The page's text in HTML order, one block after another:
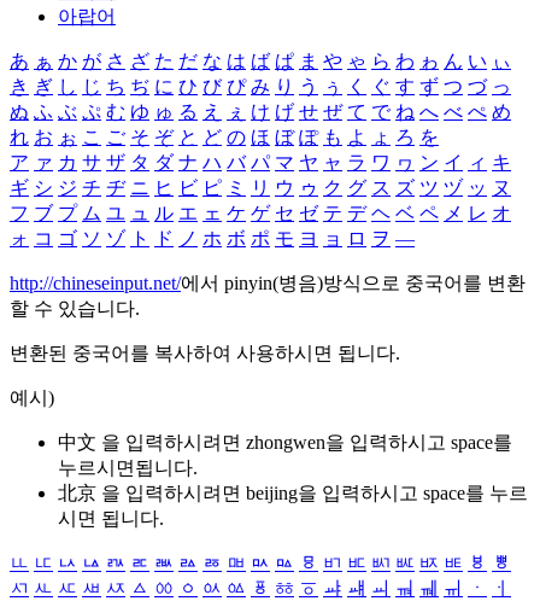
아랍어
あ ぁ か が さ ざ た だ な は ば ぱ ま や ゃ ら わ ゎ ん い ぃ
き ぎ し じ ち ぢ に ひ び ぴ み り う ぅ く ぐ す ず つ づ っ
ぬ ふ ぶ ぷ む ゆ ゅ る え ぇ け げ せ ぜ て で ね へ べ ぺ め
れ お ぉ こ ご そ ぞ と ど の ほ ぼ ぽ も よ ょ ろ を
ア ァ カ サ ザ タ ダ ナ ハ バ パ マ ヤ ャ ラ ワ ヮ ン イ ィ キ
ギ シ ジ チ ヂ ニ ヒ ビ ピ ミ リ ウ ゥ ク グ ス ズ ツ ヅ ッ ヌ
フ ブ プ ム ユ ュ ル エ ェ ケ ゲ セ ゼ テ デ ヘ ベ ペ メ レ オ
ォ コ ゴ ソ ゾ ト ド ノ ホ ボ ポ モ ヨ ョ ロ ヲ ―
http://chineseinput.net/에서 pinyin(병음)방식으로 중국어를 변환
할 수 있습니다.
변환된 중국어를 복사하여 사용하시면 됩니다.
예시)
中文 을 입력하시려면 zhongwen을 입력하시고 space를
누르시면됩니다.
北京 을 입력하시려면 beijing을 입력하시고 space를 누르
시면 됩니다.
ㅥ ㅦ ㅧ ㅨ ㅩ ㅪ ㅫ ㅬ ㅭ ㅮ ㅯ ㅰ ㅱ ㅲ ㅳ ㅴ ㅵ ㅶ ㅷ ㅸ
ㅹ
ㅺ ㅻ ㅼ ㅽ ㅾ ㅿ ㆀ ㆁ ㆂ ㆃ ㆄ ㆅ ㆆ ㆇ ㆈ ㆉ ㆊ ㆋ ㆌ ㆍ
ㆎ